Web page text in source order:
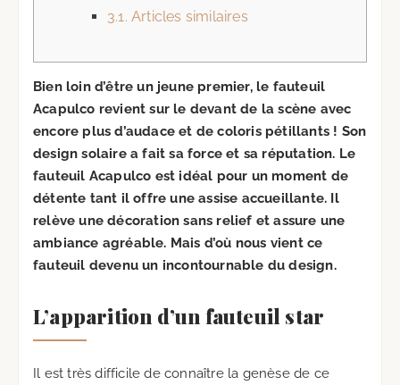
3.1. Articles similaires
Bien loin d’être un jeune premier, le fauteuil
Acapulco revient sur le devant de la scène avec
encore plus d’audace et de coloris pétillants ! Son
design solaire a fait sa force et sa réputation. Le
fauteuil Acapulco est idéal pour un moment de
détente tant il offre une assise accueillante. Il
relève une décoration sans relief et assure une
ambiance agréable. Mais d’où nous vient ce
fauteuil devenu un incontournable du design.
L’apparition d’un fauteuil star
Il est très difficile de connaître la genèse de ce